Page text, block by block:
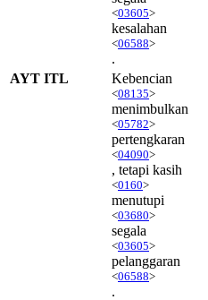
<03605>
kesalahan
<06588>
.
AYT ITL
Kebencian
<08135>
menimbulkan
<05782>
pertengkaran
<04090>
, tetapi kasih
<0160>
menutupi
<03680>
segala
<03605>
pelanggaran
<06588>
.